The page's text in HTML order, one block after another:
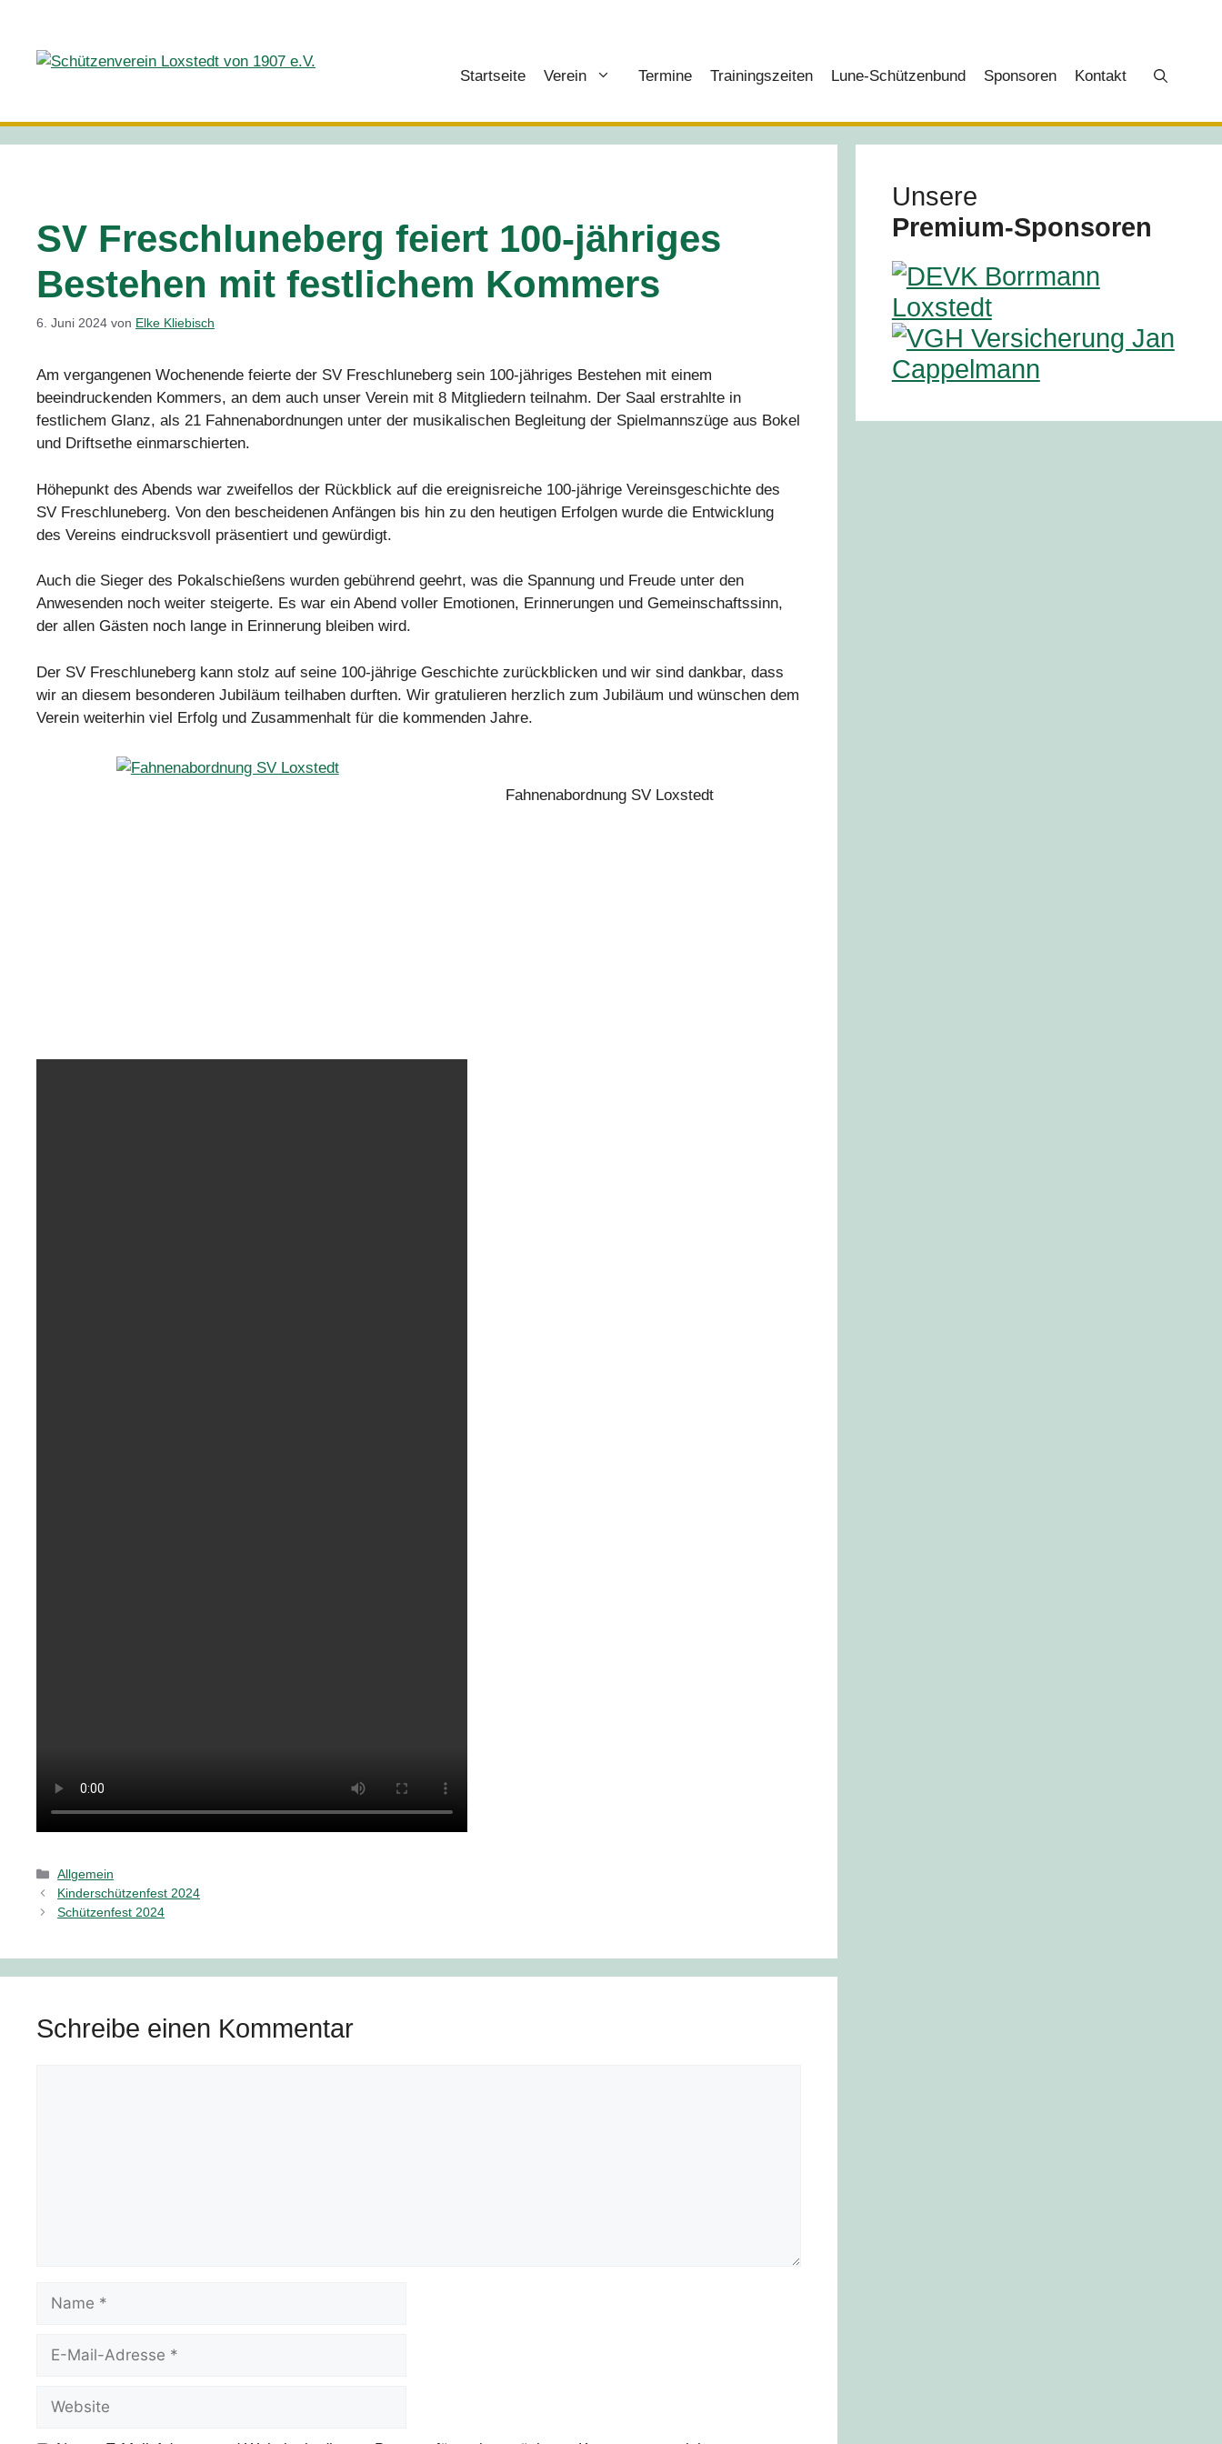
springen
Startseite
Verein Termine Trainingszeiten Lune-Schützenbund Sponsoren Kontakt
SV Freschluneberg feiert 100-jähriges
Bestehen mit festlichem Kommers
6. Juni 2024 von Elke Kliebisch
Am vergangenen Wochenende feierte der SV Freschluneberg sein 100-jähriges Bestehen mit einem
beeindruckenden Kommers, an dem auch unser Verein mit 8 Mitgliedern teilnahm. Der Saal erstrahlte in
festlichem Glanz, als 21 Fahnenabordnungen unter der musikalischen Begleitung der Spielmannszüge aus Bokel
und Driftsethe einmarschierten.
Höhepunkt des Abends war zweifellos der Rückblick auf die ereignisreiche 100-jährige Vereinsgeschichte des
SV Freschluneberg. Von den bescheidenen Anfängen bis hin zu den heutigen Erfolgen wurde die Entwicklung
des Vereins eindrucksvoll präsentiert und gewürdigt.
Auch die Sieger des Pokalschießens wurden gebührend geehrt, was die Spannung und Freude unter den
Anwesenden noch weiter steigerte. Es war ein Abend voller Emotionen, Erinnerungen und Gemeinschaftssinn,
der allen Gästen noch lange in Erinnerung bleiben wird.
Der SV Freschluneberg kann stolz auf seine 100-jährige Geschichte zurückblicken und wir sind dankbar, dass
wir an diesem besonderen Jubiläum teilhaben durften. Wir gratulieren herzlich zum Jubiläum und wünschen dem
Verein weiterhin viel Erfolg und Zusammenhalt für die kommenden Jahre.
Fahnenabordnung SV Loxstedt
Kategorien
Allgemein
Kinderschützenfest 2024
Schützenfest 2024
Schreibe einen Kommentar
Name
Website
Unsere
Premium‑Sponsoren